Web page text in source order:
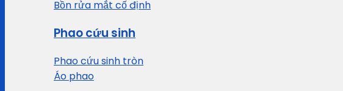
Bồn rửa mắt cố định
Phao cứu sinh
Phao cứu sinh tròn
Áo phao